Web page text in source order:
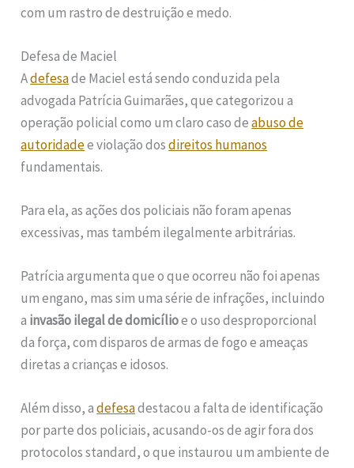
com um rastro de destruição e medo.
Defesa de Maciel
Adefesade Maciel está sendo conduzida pela
advogada Patrícia Guimarães, que categorizou a
operação policial como um claro caso deabuso de
autoridadee violação dosdireitos humanos
fundamentais.
Para ela, as ações dos policiais não foram apenas
excessivas, mas também ilegalmente arbitrárias.
Patrícia argumenta que o que ocorreu não foi apenas
um engano, mas sim uma série de infrações, incluindo
a invasão ilegal de domicílioe o uso desproporcional
da força, com disparos de armas de fogo e ameaças
diretas a crianças e idosos.
Além disso, adefesadestacou a falta de identificação
por parte dos policiais, acusando-os de agir fora dos
protocolos standard, o que instaurou um ambiente de